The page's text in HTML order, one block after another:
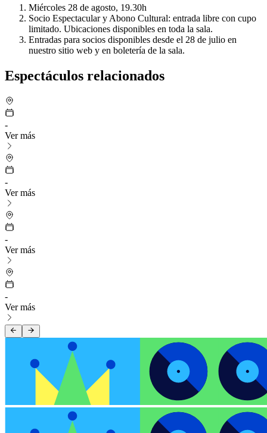
Miércoles 28 de agosto, 19.30h
Socio Espectacular y Abono Cultural: entrada libre con cupo
limitado. Ubicaciones disponibles en toda la sala.
Entradas para socios disponibles desde el 28 de julio en
nuestro sitio web y en boletería de la sala.
Espectáculos relacionados
-
Ver más
-
Ver más
-
Ver más
-
Ver más